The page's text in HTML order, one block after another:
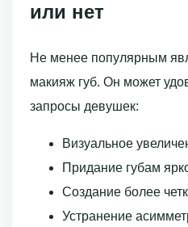
или нет
Не менее популярным
макияж губ. Он может
запросы девушек:
Визуальное
Придание губам
Создание более
Устранение